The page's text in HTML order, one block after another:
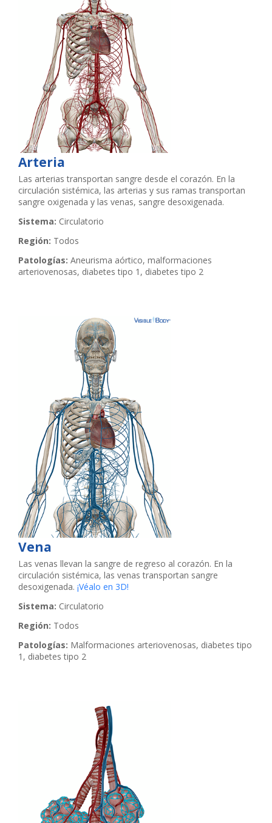
Arteria
Las arterias transportan sangre desde el corazón. En la
circulación sistémica, las arterias y sus ramas transportan
sangre oxigenada y las venas, sangre desoxigenada.
Sistema: Circulatorio
Región: Todos
Patologías: Aneurisma aórtico, malformaciones
arteriovenosas, diabetes tipo 1, diabetes tipo 2
Vena
Las venas llevan la sangre de regreso al corazón. En la
circulación sistémica, las venas transportan sangre
desoxigenada. ¡Véalo en 3D!
Sistema: Circulatorio
Región: Todos
Patologías: Malformaciones arteriovenosas, diabetes tipo
1, diabetes tipo 2